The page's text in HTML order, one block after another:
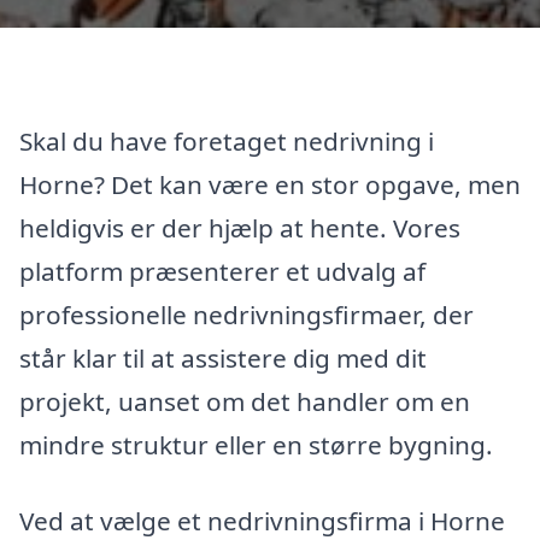
Skal du have foretaget nedrivning i
Horne? Det kan være en stor opgave, men
heldigvis er der hjælp at hente. Vores
platform præsenterer et udvalg af
professionelle nedrivningsfirmaer, der
står klar til at assistere dig med dit
projekt, uanset om det handler om en
mindre struktur eller en større bygning.
Ved at vælge et nedrivningsfirma i Horne